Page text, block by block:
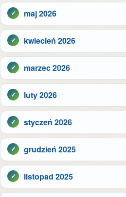
maj 2026
kwiecień 2026
marzec 2026
luty 2026
styczeń 2026
grudzień 2025
listopad 2025